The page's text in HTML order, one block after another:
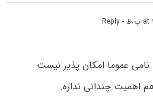
- Reply
عموما امکان پذیر نیست
اهمیت چندانی نداره.